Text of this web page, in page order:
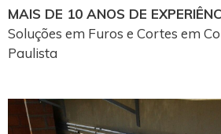
MAIS DE 10 ANOS DE
Soluções em Furos e Cortes em
Paulista